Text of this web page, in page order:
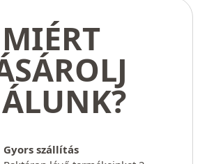
MIÉRT
Gyors szállítás